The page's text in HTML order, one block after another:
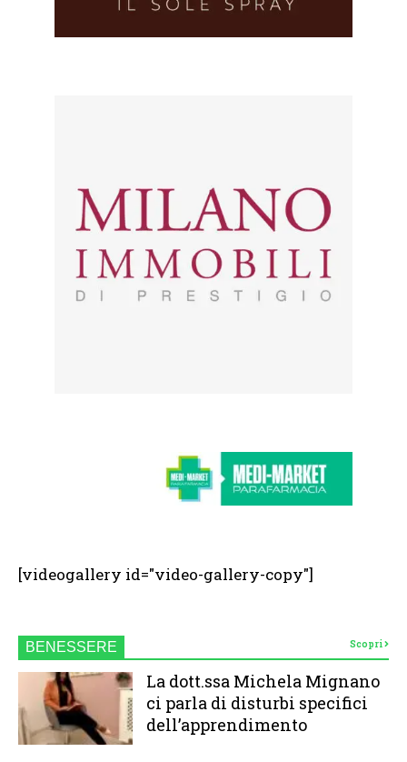
[videogallery id="video-gallery-copy"]
BENESSERE Scopri
La dott.ssa Michela Mignano
ci parla di disturbi specifici
dell’apprendimento